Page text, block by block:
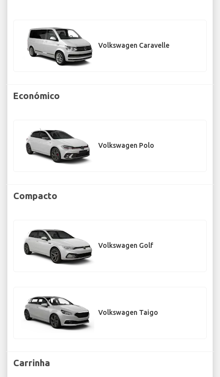
Volkswagen Caravelle
Económico
Volkswagen Polo
Compacto
Volkswagen Golf
Volkswagen Taigo
Carrinha